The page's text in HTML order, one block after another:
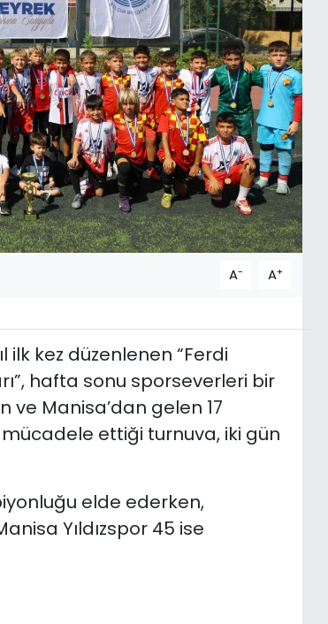
A- A+
ilk kez düzenlenen “Ferdi
hafta sonu sporseverleri bir
ve Manisa’dan gelen 17
mücadele ettiği turnuva, iki gün
elde ederken,
Yıldızspor 45 ise